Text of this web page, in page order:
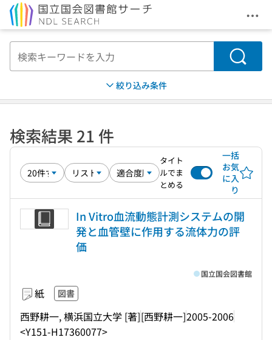
メ
検索
絞り込み条件
検索結果 21 件
タイト
ルでま
とめる
一括
お気
に入
り
In Vitro血流動態計測システムの開
発と血管壁に作用する流体力の評
価
紙 図書
西野耕一, 横浜国立大学 [著][西野耕一]2005-2006
<Y151-H17360077>
国立国会図書館